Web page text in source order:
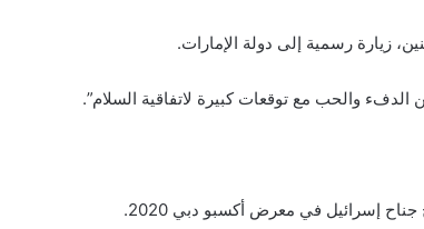
زيارة رسمية إلى دولة الإمارات.
الدفء والحب مع توقعات كبيرة لاتفاقية السلام”.
جناح إسرائيل في معرض أكسبو دبي 2020.